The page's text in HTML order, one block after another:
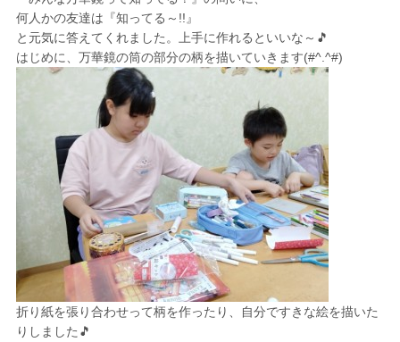
何人かの友達は『知ってる～!!』
と元気に答えてくれました。上手に作れるといいな～🎵
はじめに、万華鏡の筒の部分の柄を描いていきます(#^.^#)
折り紙を張り合わせって柄を作ったり、自分ですきな絵を描いた
りしました🎵